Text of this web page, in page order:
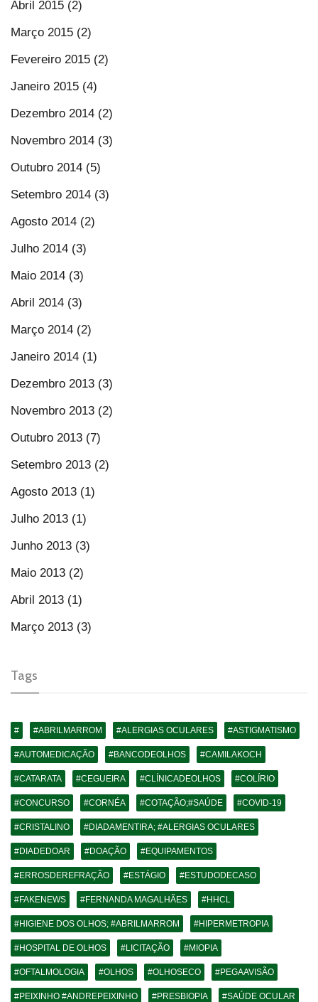
Abril 2015 (2)
Março 2015 (2)
Fevereiro 2015 (2)
Janeiro 2015 (4)
Dezembro 2014 (2)
Novembro 2014 (3)
Outubro 2014 (5)
Setembro 2014 (3)
Agosto 2014 (2)
Julho 2014 (3)
Maio 2014 (3)
Abril 2014 (3)
Março 2014 (2)
Janeiro 2014 (1)
Dezembro 2013 (3)
Novembro 2013 (2)
Outubro 2013 (7)
Setembro 2013 (2)
Agosto 2013 (1)
Julho 2013 (1)
Junho 2013 (3)
Maio 2013 (2)
Abril 2013 (1)
Março 2013 (3)
Tags
# #ABRILMARROM #ALERGIAS OCULARES #ASTIGMATISMO
#AUTOMEDICAÇÃO #BANCODEOLHOS #CAMILAKOCH
#CATARATA #CEGUEIRA #CLÍNICADEOLHOS #COLÍRIO
#CONCURSO #CORNÉA #COTAÇÃO;#SAÚDE #COVID-19
#CRISTALINO #DIADAMENTIRA; #ALERGIAS OCULARES
#DIADEDOAR #DOAÇÃO #EQUIPAMENTOS
#ERROSDEREFRAÇÃO #ESTÁGIO #ESTUDODECASO
#FAKENEWS #FERNANDA MAGALHÃES #HHCL
#HIGIENE DOS OLHOS; #ABRILMARROM #HIPERMETROPIA
#HOSPITAL DE OLHOS #LICITAÇÃO #MIOPIA
#OFTALMOLOGIA #OLHOS #OLHOSECO #PEGAAVISÃO
#PEIXINHO #ANDREPEIXINHO #PRESBIOPIA #SAÚDE OCULAR